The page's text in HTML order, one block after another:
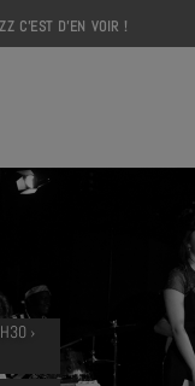
C'EST D'EN VOIR !
›